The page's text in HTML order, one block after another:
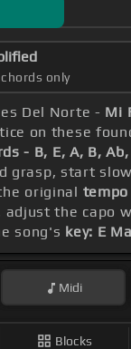
only
Del Norte - Mi
on these
- B, E, A, B,
grasp, start
original tempo
adjust the capo
song's key: E
Midi
Blocks